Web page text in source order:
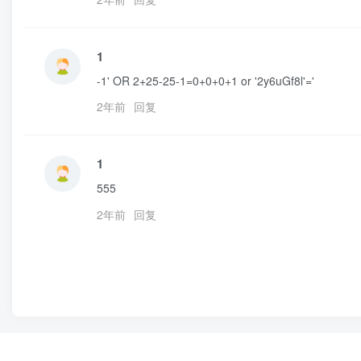
1
-1' OR 2+25-25-1=0+0+0+1 or '2y6uGf8l'='
2年前 回复
1
555
2年前 回复